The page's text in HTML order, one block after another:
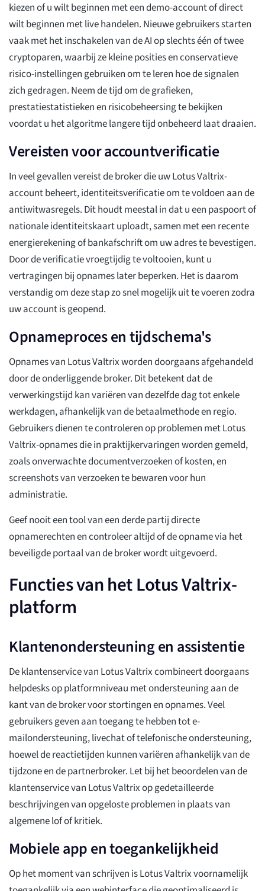
kiezen of u wilt beginnen met een demo-account of direct
wilt beginnen met live handelen. Nieuwe gebruikers starten
vaak met het inschakelen van de AI op slechts één of twee
cryptoparen, waarbij ze kleine posities en conservatieve
risico-instellingen gebruiken om te leren hoe de signalen
zich gedragen. Neem de tijd om de grafieken,
prestatiestatistieken en risicobeheersing te bekijken
voordat u het algoritme langere tijd onbeheerd laat draaien.
Vereisten voor accountverificatie
In veel gevallen vereist de broker die uw Lotus Valtrix-
account beheert, identiteitsverificatie om te voldoen aan de
antiwitwasregels. Dit houdt meestal in dat u een paspoort of
nationale identiteitskaart uploadt, samen met een recente
energierekening of bankafschrift om uw adres te bevestigen.
Door de verificatie vroegtijdig te voltooien, kunt u
vertragingen bij opnames later beperken. Het is daarom
verstandig om deze stap zo snel mogelijk uit te voeren zodra
uw account is geopend.
Opnameproces en tijdschema's
Opnames van Lotus Valtrix worden doorgaans afgehandeld
door de onderliggende broker. Dit betekent dat de
verwerkingstijd kan variëren van dezelfde dag tot enkele
werkdagen, afhankelijk van de betaalmethode en regio.
Gebruikers dienen te controleren op problemen met Lotus
Valtrix-opnames die in praktijkervaringen worden gemeld,
zoals onverwachte documentverzoeken of kosten, en
screenshots van verzoeken te bewaren voor hun
administratie.
Geef nooit een tool van een derde partij directe
opnamerechten en controleer altijd of de opname via het
beveiligde portaal van de broker wordt uitgevoerd.
Functies van het Lotus Valtrix-
platform
Klantenondersteuning en assistentie
De klantenservice van Lotus Valtrix combineert doorgaans
helpdesks op platformniveau met ondersteuning aan de
kant van de broker voor stortingen en opnames. Veel
gebruikers geven aan toegang te hebben tot e-
mailondersteuning, livechat of telefonische ondersteuning,
hoewel de reactietijden kunnen variëren afhankelijk van de
tijdzone en de partnerbroker. Let bij het beoordelen van de
klantenservice van Lotus Valtrix op gedetailleerde
beschrijvingen van opgeloste problemen in plaats van
algemene lof of kritiek.
Mobiele app en toegankelijkheid
Op het moment van schrijven is Lotus Valtrix voornamelijk